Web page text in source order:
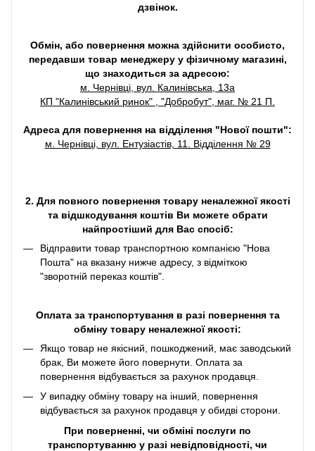
дзвінок.
Обмін, або повернення можна здійснити особисто,
передавши товар менеджеру у фізичному магазині,
що знаходиться за адресою:
м. Чернівці, вул. Калинівська, 13а
КП "Калинівський ринок" , "Добробут", маг. № 21 П.
Адреса для повернення на відділення "Нової пошти":
м. Чернівці, вул. Ентузіастів, 11. Відділення № 29
2. Для повного повернення товару неналежної якості
та відшкодування коштів Ви можете обрати
найпростіший для Вас спосіб:
Відправити товар транспортною компанією "Нова
Пошта" на вказану нижче адресу, з відміткою
"зворотній переказ коштів".
Оплата за транспортування в разі повернення та
обміну товару неналежної якості:
Якщо товар не якісний, пошкоджений, має заводський
брак, Ви можете його повернути. Оплата за
повернення відбувається за рахунок продавця.
У випадку обміну товару на інший, повернення
відбувається за рахунок продавця у обидві сторони.
При поверненні, чи обміні послуги по
транспортуванню у разі невідповідності, чи